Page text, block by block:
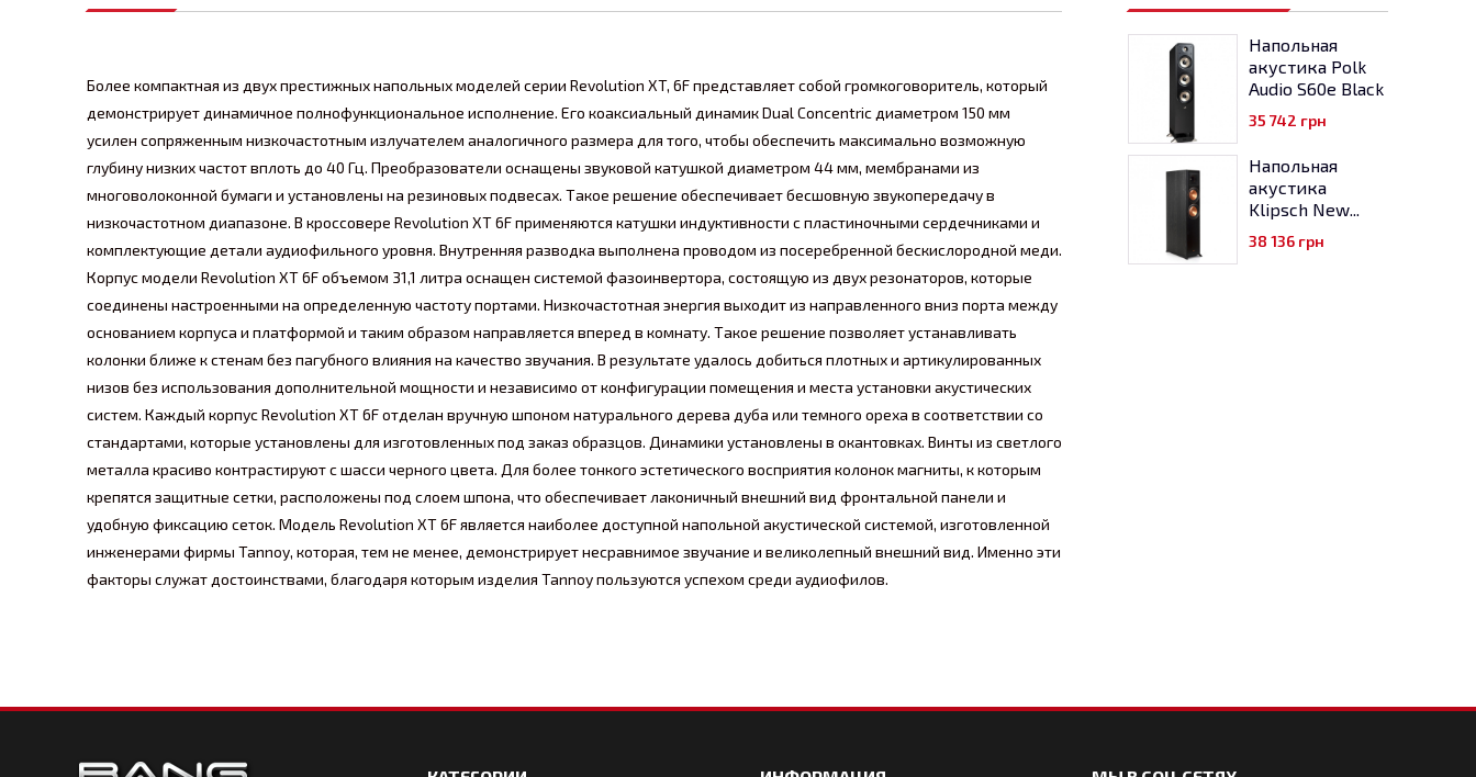
Более компактная из двух престижных напольных моделей серии Revolution XT, 6F представляет собой громкоговоритель, который
демонстрирует динамичное полнофункциональное исполнение. Его коаксиальный динамик Dual Concentric диаметром 150 мм
усилен сопряженным низкочастотным излучателем аналогичного размера для того, чтобы обеспечить максимально возможную
глубину низких частот вплоть до 40 Гц. Преобразователи оснащены звуковой катушкой диаметром 44 мм, мембранами из
многоволоконной бумаги и установлены на резиновых подвесах. Такое решение обеспечивает бесшовную звукопередачу в
низкочастотном диапазоне. В кроссовере Revolution XT 6F применяются катушки индуктивности с пластиночными сердечниками и
комплектующие детали аудиофильного уровня. Внутренняя разводка выполнена проводом из посеребренной бескислородной меди.
Корпус модели Revolution XT 6F объемом 31,1 литра оснащен системой фазоинвертора, состоящую из двух резонаторов, которые
соединены настроенными на определенную частоту портами. Низкочастотная энергия выходит из направленного вниз порта между
основанием корпуса и платформой и таким образом направляется вперед в комнату. Такое решение позволяет устанавливать
колонки ближе к стенам без пагубного влияния на качество звучания. В результате удалось добиться плотных и артикулированных
низов без использования дополнительной мощности и независимо от конфигурации помещения и места установки акустических
систем. Каждый корпус Revolution XT 6F отделан вручную шпоном натурального дерева дуба или темного ореха в соответствии со
стандартами, которые установлены для изготовленных под заказ образцов. Динамики установлены в окантовках. Винты из светлого
металла красиво контрастируют с шасси черного цвета. Для более тонкого эстетического восприятия колонок магниты, к которым
крепятся защитные сетки, расположены под слоем шпона, что обеспечивает лаконичный внешний вид фронтальной панели и
удобную фиксацию сеток. Модель Revolution XT 6F является наиболее доступной напольной акустической системой, изготовленной
инженерами фирмы Tannoy, которая, тем не менее, демонстрирует несравнимое звучание и великолепный внешний вид. Именно эти
факторы служат достоинствами, благодаря которым изделия Tannoy пользуются успехом среди аудиофилов.
Напольная
акустика Polk
Audio S60e Black
35 742 грн
Напольная
акустика
Klipsch New...
38 136 грн